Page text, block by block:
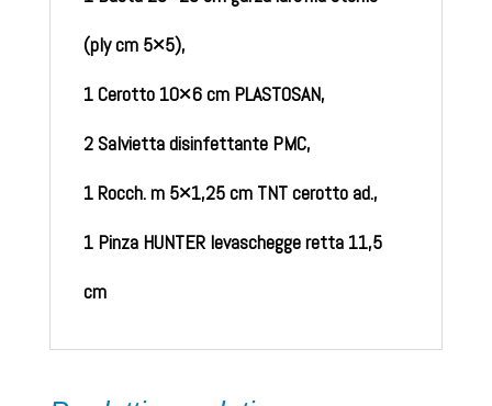
(ply cm 5×5),
1 Cerotto 10×6 cm PLASTOSAN,
2 Salvietta disinfettante PMC,
1 Rocch. m 5×1,25 cm TNT cerotto ad.,
1 Pinza HUNTER levaschegge retta 11,5
cm